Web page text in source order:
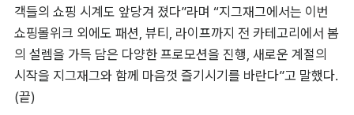
객들의 쇼핑 시계도 앞당겨 졌다”라며 “지그재그에서는 이번
쇼핑몰위크 외에도 패션, 뷰티, 라이프까지 전 카테고리에서 봄
의 설렘을 가득 담은 다양한 프로모션을 진행, 새로운 계절의
시작을 지그재그와 함께 마음껏 즐기시기를 바란다”고 말했다.
(끝)